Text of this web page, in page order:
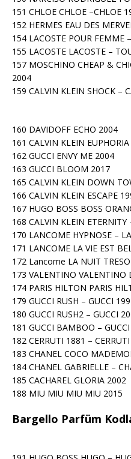
151 CHLOE CHLOE –CHLOE
152 HERMES EAU DES
154 LACOSTE POUR FEMME
155 LACOSTE LACOSTE –
157 MOSCHINO CHEAP &
2004
159 CALVIN KLEIN SHOCK –
160 DAVIDOFF ECHO 2004
161 CALVIN KLEIN
162 GUCCI ENVY ME 2004
163 GUCCI BLOOM 2017
165 CALVIN KLEIN DOWN
166 CALVIN KLEIN ESCAPE
167 HUGO BOSS BOSS
168 CALVIN KLEIN
170 LANCOME HYPNOSE –
171 LANCOME LA VIE EST
172 Lancome LA NUIT
173 VALENTINO VALENTINO
174 PARIS HILTON PARIS
179 GUCCI RUSH – GUCCI
180 GUCCI RUSH2 – GUCCI
181 GUCCI BAMBOO –
182 CERRUTI 1881 –
183 CHANEL COCO
184 CHANEL GABRIELLE –
185 CACHAREL GLORIA 2002
188 MIU MIU MIU MIU 2015
Bargello Parfüm